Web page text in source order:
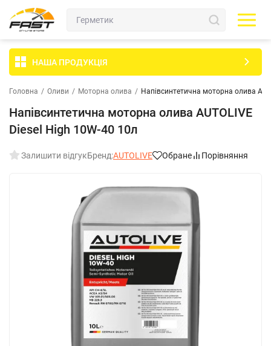
НАША ПРОДУКЦІЯ
Головна / Оливи / Моторна олива / Напівсинтетична моторна олива
Напівсинтетична моторна олива AUTOLIVE
Diesel High 10W-40 10л
Залишити відгукБренд:AUTOLIVE Обране Порівняння